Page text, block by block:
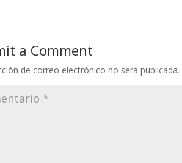
a Comment
de correo electrónico no será publicada.